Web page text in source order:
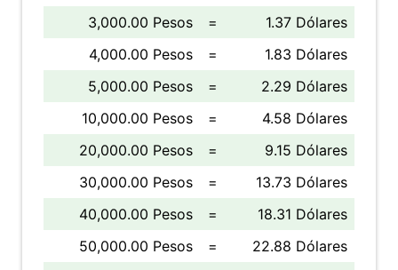
3,000.00 Pesos
=
1.37 Dólares
4,000.00 Pesos
=
1.83 Dólares
5,000.00 Pesos
=
2.29 Dólares
10,000.00 Pesos
=
4.58 Dólares
20,000.00 Pesos
=
9.15 Dólares
30,000.00 Pesos
=
13.73 Dólares
40,000.00 Pesos
=
18.31 Dólares
50,000.00 Pesos
=
22.88 Dólares